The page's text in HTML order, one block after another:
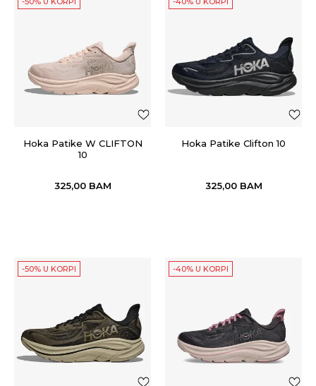
Hoka Patike W CLIFTON
10
325,00 BAM
Hoka Patike Clifton 10
325,00 BAM
-50% U KORPI -40% U KORPI